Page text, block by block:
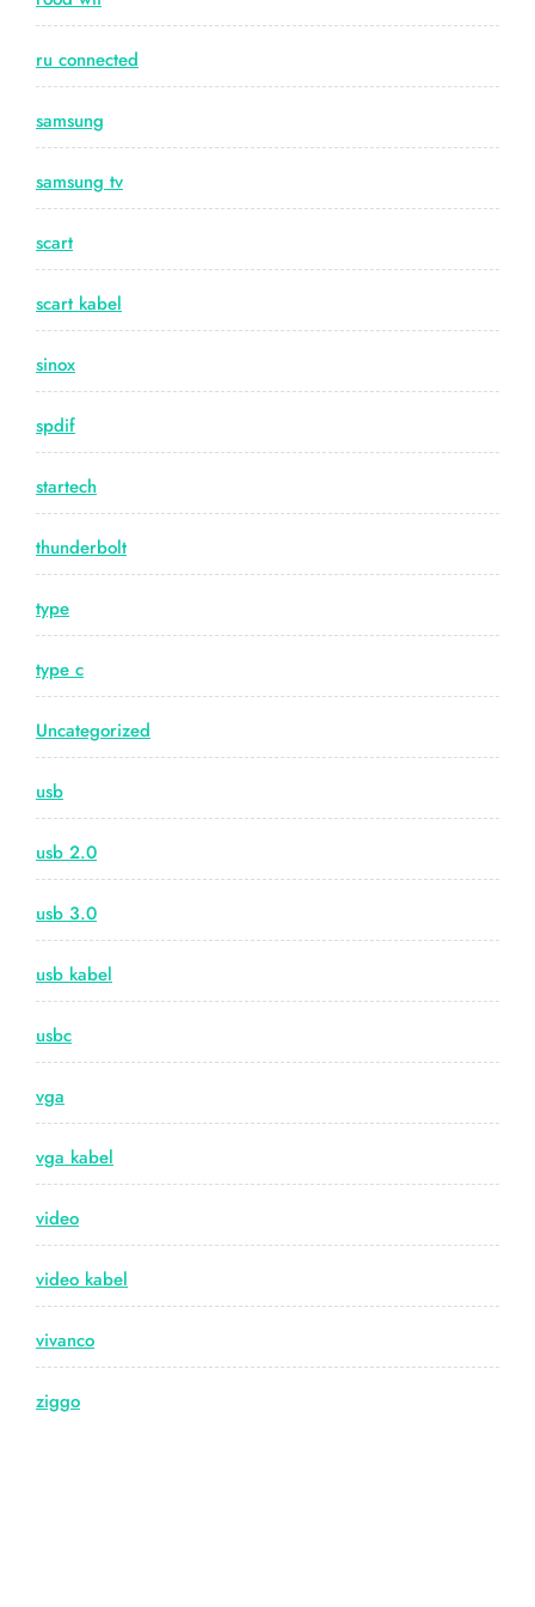
ru connected
samsung
samsung tv
scart
scart kabel
sinox
spdif
startech
thunderbolt
type
type c
Uncategorized
usb
usb 2.0
usb 3.0
usb kabel
usbc
vga
vga kabel
video
video kabel
vivanco
ziggo